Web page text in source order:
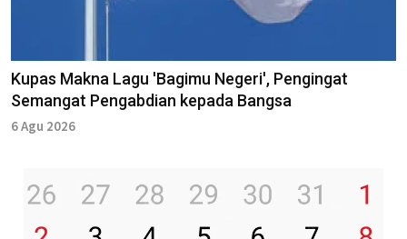
Kupas Makna Lagu 'Bagimu Negeri', Pengingat
Semangat Pengabdian kepada Bangsa
6 Agu 2026